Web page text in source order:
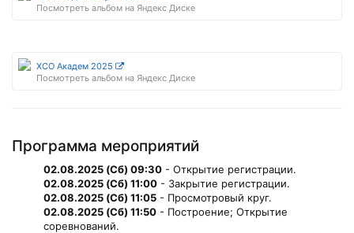
Посмотреть альбом на Яндекс Диске
XCO Академ 2025
Посмотреть альбом на Яндекс Диске
Программа мероприятий
02.08.2025 (Сб) 09:30 - Открытие регистрации.
02.08.2025 (Сб) 11:00 - Закрытие регистрации.
02.08.2025 (Сб) 11:05 - Просмотровый круг.
02.08.2025 (Сб) 11:50 - Построение; Открытие
соревнований.